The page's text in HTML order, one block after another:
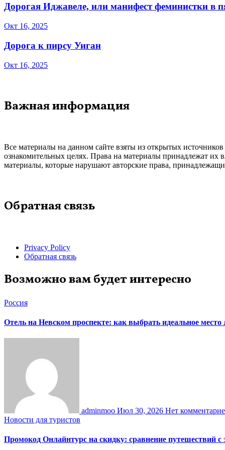
Дорогая Иджавеле, или манифест феминистки в
Окт 16, 2025
Дорога к пирсу Уиган
Окт 16, 2025
Важная информация
Все материалы на данном сайте взяты из открытых
ознакомительных целях. Права на материалы принадлежат их
материалы, которые нарушают авторские права,
Обратная связь
Privacy Policy
Обратная связь
Возможно вам будет интересно
Россия
Отель на Невском проспекте: как выбрать идеальное
adminmoo Июл 30, 2026 Нет
Новости для туристов
Промокод Онлайнтурс на скидку: сравнение путешествий с